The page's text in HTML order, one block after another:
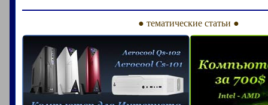
● тематические статьи ●